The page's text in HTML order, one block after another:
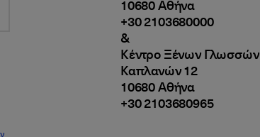
10680 Αθήνα
+30 2103680000
&
Κέντρο Ξένων Γλωσσών
Καπλανών 12
10680 Αθήνα
+30 2103680965